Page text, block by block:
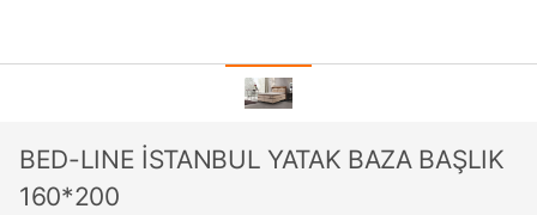
BED-LINE İSTANBUL YATAK BAZA BAŞLIK
160*200